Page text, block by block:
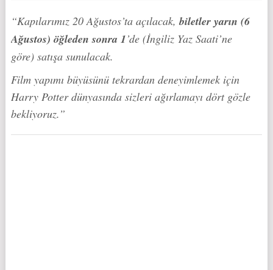
“Kapılarımız 20 Ağustos’ta açılacak,biletler yarın (6
Ağustos) öğleden sonra 1’de (İngiliz Yaz Saati’ne
göre) satışa sunulacak.
Film yapımı büyüsünü tekrardan deneyimlemek için
Harry Potter dünyasında sizleri ağırlamayı dört gözle
bekliyoruz.”